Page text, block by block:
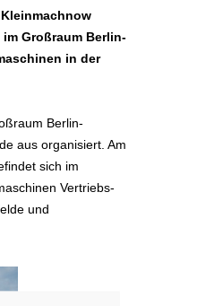
Großraum Berlin-
in der
Berlin-
aus organisiert. Am
sich im
Vertriebs-
und